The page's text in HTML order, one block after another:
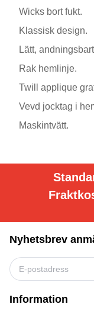
Wicks bort fukt.
Klassisk design.
Lätt,
Rak hemlinje.
Twill applique
Vevd jocktag i
Maskintvätt.
Nyhetsbrev
Information